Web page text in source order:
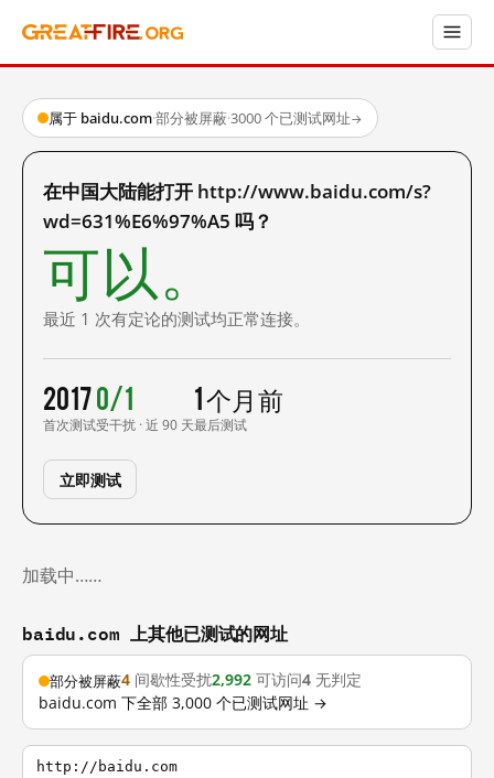
属于 baidu.com·部分被屏蔽·3000 个已测试网址→
在中国大陆能打开 http://www.baidu.com/s?
wd=631%E6%97%A5 吗？
可以。
最近 1 次有定论的测试均正常连接。
2017
首次测试
0/1
受干扰 · 近 90 天
1 个月前
最后测试
立即测试
加载中……
baidu.com 上其他已测试的网址
部分被屏蔽4 间歇性受扰2,992 可访问4 无判定
baidu.com 下全部 3,000 个已测试网址 →
http://baidu.com